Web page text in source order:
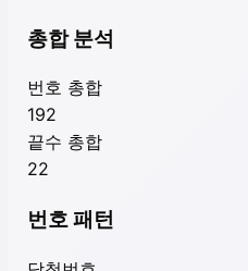
총합 분석
번호 총합
192
끝수 총합
22
번호 패턴